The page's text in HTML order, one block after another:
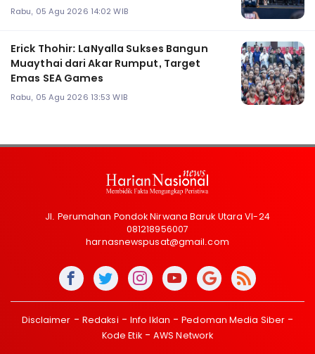
Rabu, 05 Agu 2026 14:02 WIB
Erick Thohir: LaNyalla Sukses Bangun
Muaythai dari Akar Rumput, Target
Emas SEA Games
Rabu, 05 Agu 2026 13:53 WIB
Jl. Perumahan Pondok Nirwana Baruk Utara VI-24
081218956007
harnasnewspusat@gmail.com
Disclaimer Redaksi Info Iklan
Pedoman Media Siber
Kode Etik
AWS Network